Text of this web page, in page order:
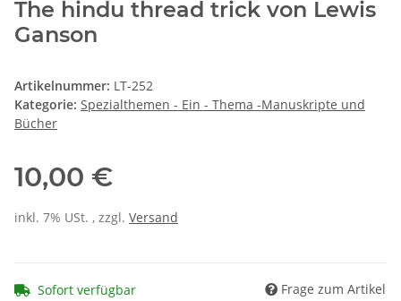
The hindu thread trick von Lewis
Ganson
Artikelnummer: LT-252
Kategorie: Spezialthemen - Ein - Thema -Manuskripte und
Bücher
10,00 €
inkl. 7% USt. , zzgl. Versand
Sofort verfügbar Frage zum Artikel